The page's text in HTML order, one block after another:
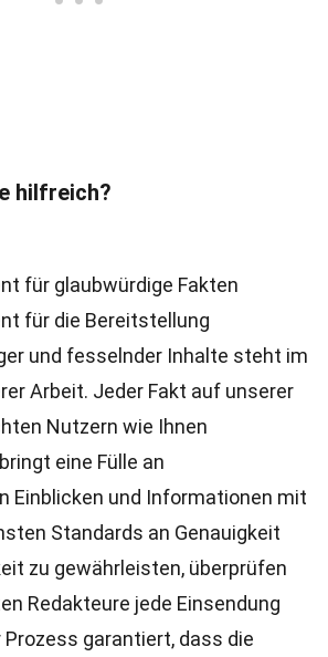
hilfreich?
für glaubwürdige Fakten
für die Bereitstellung
und fesselnder Inhalte steht im
Arbeit. Jeder Fakt auf unserer
Nutzern wie Ihnen
eine Fülle an
Einblicken und Informationen mit
Standards an Genauigkeit
zu gewährleisten, überprüfen
Redakteure jede Einsendung
garantiert, dass die